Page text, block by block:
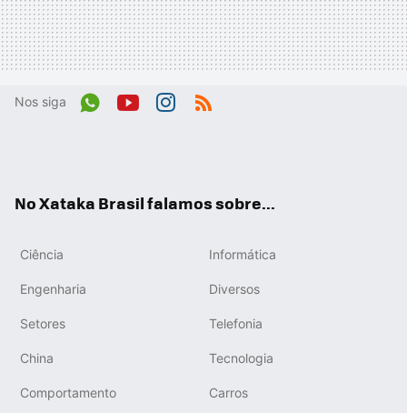
Nos siga
No Xataka Brasil falamos sobre...
Ciência Informática
Engenharia Diversos
Setores Telefonia
China Tecnologia
Comportamento Carros